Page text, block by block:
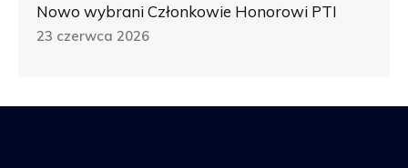
Nowo wybrani Członkowie Honorowi PTI
23 czerwca 2026